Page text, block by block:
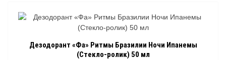
Дезодорант «Фа» Ритмы Бразилии Ночи Ипанемы
(Стекло-ролик) 50 мл